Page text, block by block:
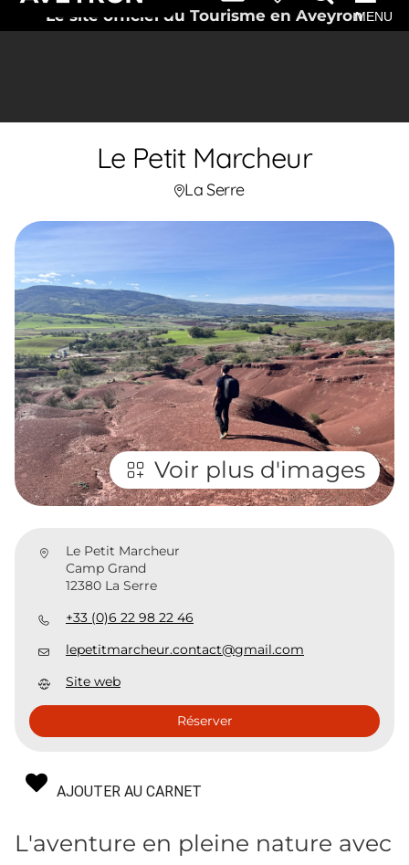
Le site officiel du Tourisme en AveyronMENU
Le Petit Marcheur
La Serre
Voir plus d'images
Le Petit Marcheur
Camp Grand
12380 La Serre
+33 (0)6 22 98 22 46
lepetitmarcheur.contact@gmail.com
Site web
Réserver
AJOUTER AU CARNET
L'aventure en pleine nature avec